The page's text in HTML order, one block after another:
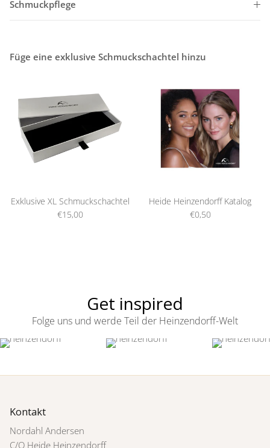
Schmuckpflege
Füge eine exklusive Schmuckschachtel hinzu
Exklusive XL Schmuckschachtel
€15,00
Heide Heinzendorff Katalog
€0,50
Get inspired
Folge uns und werde Teil der Heinzendorff-Welt
Kontakt
Nordahl Andersen
C/O Heide Heinzendorff